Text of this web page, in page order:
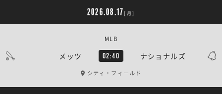
2026.08.17 [月]
メッツ 02:40 ナショナルズ
MLB
シティ・フィールド